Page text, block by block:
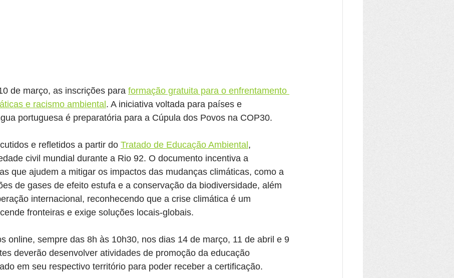
de março, as inscrições para formação gratuita para o enfrentamento
e racismo ambiental. A iniciativa voltada para países e
portuguesa é preparatória para a Cúpula dos Povos na COP30.
e refletidos a partir do Tratado de Educação Ambiental,
civil mundial durante a Rio 92. O documento incentiva a
que ajudem a mitigar os impactos das mudanças climáticas, como a
de gases de efeito estufa e a conservação da biodiversidade, além
internacional, reconhecendo que a crise climática é um
fronteiras e exige soluções locais-globais.
online, sempre das 8h às 10h30, nos dias 14 de março, 11 de abril e 9
deverão desenvolver atividades de promoção da educação
em seu respectivo território para poder receber a certificação.